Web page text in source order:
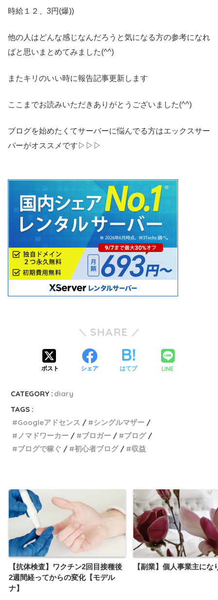
時給１２、3円(爆))
他の人はどんな感じなんだろうと気になる方の参考になれ
ばと思いまとめてみました(^^)
またキリのいい時に報告記事更新します
ここまでお読みいただきありがとうございました(^^)
ブログを始めたくてサーバーに悩んでる方はエックスサー
バーがオススメです▷▷▷
SHARE
ポスト シェア はてブ LINE
CATEGORY : diary
TAGS :
Googleアドセンス
シングルマザー
ノマドワーカー
ブロガー
ブログ
ブログで稼ぐ
初心者ブログ 収益
【抗体検査】ワクチン2回目接種後
2週間経ってからの変化【モデル
ナ】
【副業】個人事業主にな